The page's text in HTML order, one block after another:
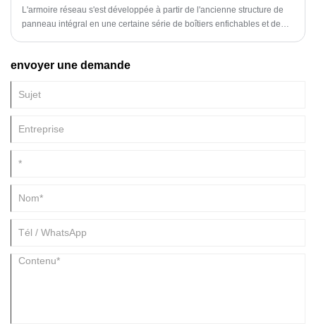
entreprises devraient-elles investir dans des enclos électriques de
haute qualité? La réponse réside dans leur capacité à améliorer la
L'armoire réseau s'est développée à partir de l'ancienne structure de
panneau intégral en une certaine série de boîtiers enfichables et de
envoyer une demande